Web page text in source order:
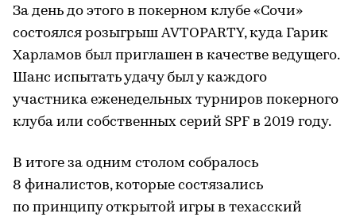
За день до этого в покерном клубе «Сочи»
состоялся розыгрыш AVTOPARTY, куда Гарик
Харламов был приглашен в качестве ведущего.
Шанс испытать удачу был у каждого
участника еженедельных турниров покерного
клуба или собственных серий SPF в 2019 году.
В итоге за одним столом собралось
8 финалистов, которые состязались
по принципу открытой игры в техасский